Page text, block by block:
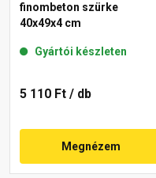
finombeton szürke
40x49x4 cm
Gyártói készleten
5 110 Ft / db
Megnézem